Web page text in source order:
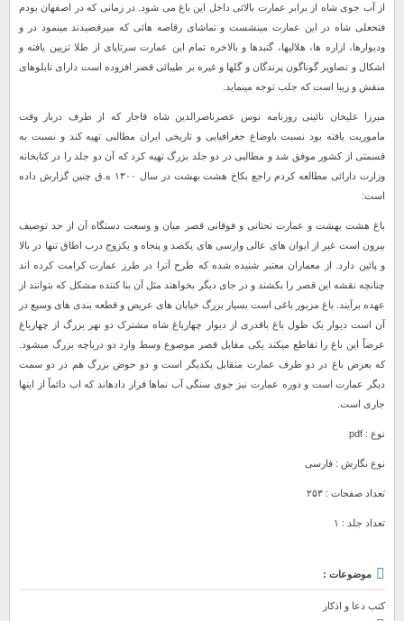
از آب جوی شاه از برابر عمارت بالائی داخل این باغ می شود. در زمانی که در اصفهان بودم
فتحعلی شاه در این عمارت می‏نشست و تماشای رقاصه هائی که میرقصیدند مینمود در و
ودیوارها، ازاره ‏ها، هلالیها، گنبدها و بالاخره تمام این عمارت سرتاپای از طلا تزیین یافته و
اشکال و تصاویر گوناگون پرندگان و گلها و غیره بر طیبائی قضر افزوده است دارای تابلوهای
منقش و زیبا است که جلب توجه مینماید.
میرزا علیخان نائینی روزنامه نوس عصرناصرالدین شاه قاجار که از طرف دربار وقت
ماموریت یافته بود نسبت باوضاع جغرافیایی و تاریخی ایران مطالبی تهیه کند و نسبت به
قسمتی از کشور موفق شد و مطالبی در دو جلد بزرگ تهیه کرد که آن دو جلد را در کتابخانه
وزارت دارائی مطالعه کردم راجع بکاخ هشت بهشت در سال ۱۳۰۰ ه.ق چنین گزارش داده
است:
باغ هشت بهشت و عمارت تحتانی و فوقانی قصر میان و وسعت دستگاه آن از حد توصیف
بیرون است غیر از ایوان های عالی وارسی های یکصد و پنجاه و یکزوج درب اطاق تنها در بالا
و پائین دارد. از معماران معتبر شنیده شده که طرح آنرا در طرز عمارت کرامت کرده‏ اند
چنانچه نقشه این قصر را بکشند و در جای دیگر بخواهند مثل آن بنا کننده مشکل که بتوانند از
عهده برآیند. باغ مزبور باغی است بسیار بزرگ خیابان های عریض و قطعه بندی های وسیع در
آن است دیوار یک طول باغ باقدری از دیوار چهارباغ شاه مشترک دو نهر بزرگ از چهارباغ
عرضاً این باغ را تقاطع میکند یکی مقابل قصر موصوع وسط وارد دو دریاچه بزرگ می‏شود.
که بعرض باغ در دو طرف عمارت متقابل یکدیگر است و دو حوض بزرگ هم در دو سمت
دیگر عمارت است و دوره عمارت نیز جوی سنگی آب نماها قرار داده‏اند که اب دائماً از اینها
جاری است.
نوع : pdf
نوع نگارش : فارسی
تعداد صفحات : ۲۵۳
تعداد جلد : ۱
موضوعات :
کتب دعا و اذکار